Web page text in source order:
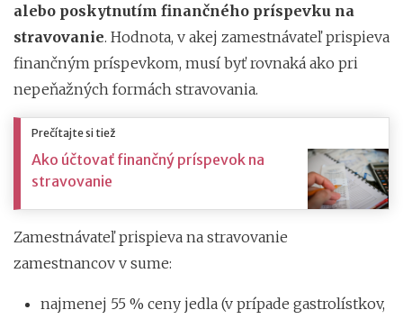
alebo poskytnutím finančného príspevku na
stravovanie. Hodnota, v akej zamestnávateľ prispieva
finančným príspevkom, musí byť rovnaká ako pri
nepeňažných formách stravovania.
Prečítajte si tiež
Ako účtovať finančný príspevok na
stravovanie
Zamestnávateľ prispieva na stravovanie
zamestnancov v sume:
najmenej 55 % ceny jedla (v prípade gastrolístkov,